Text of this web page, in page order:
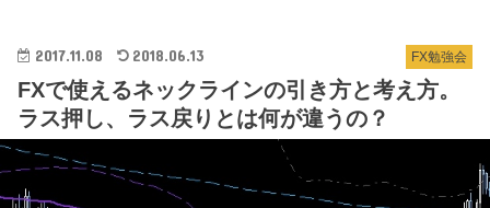
FX勉強会
2017.11.08 2018.06.13
FXで使えるネックラインの引き方と考え方。
ラス押し、ラス戻りとは何が違うの？